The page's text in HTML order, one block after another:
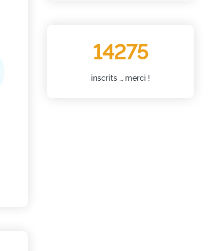
14275
inscrits … merci !